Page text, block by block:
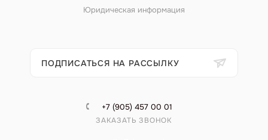
Юридическая информация
ПОДПИСАТЬСЯ НА РАССЫЛКУ
+7 (905) 457 00 01
ЗАКАЗАТЬ ЗВОНОК